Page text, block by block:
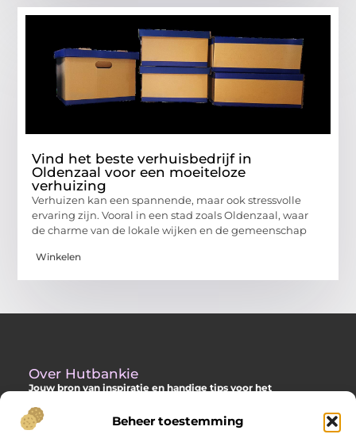
Beheer toestemming
Vind het beste verhuisbedrijf in
Oldenzaal voor een moeiteloze
verhuizing
Verhuizen kan een spannende, maar ook stressvolle
ervaring zijn. Vooral in een stad zoals Oldenzaal, waar
de charme van de lokale wijken en de gemeenschap
Winkelen
Over Hutbankie
Jouw bron van inspiratie en handige tips voor het
Ontdek een ruime collectie blogs en artikelen die je helpen om